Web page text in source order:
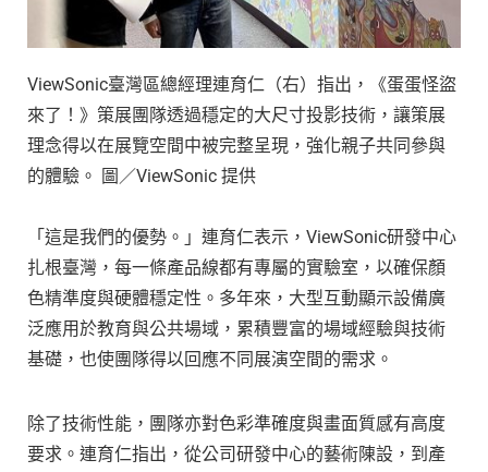
ViewSonic臺灣區總經理連育仁（右）指出，《蛋蛋怪盜
來了！》策展團隊透過穩定的大尺寸投影技術，讓策展
理念得以在展覽空間中被完整呈現，強化親子共同參與
的體驗。 圖／ViewSonic 提供
「這是我們的優勢。」連育仁表示，ViewSonic研發中心
扎根臺灣，每一條產品線都有專屬的實驗室，以確保顏
色精準度與硬體穩定性。多年來，大型互動顯示設備廣
泛應用於教育與公共場域，累積豐富的場域經驗與技術
基礎，也使團隊得以回應不同展演空間的需求。
除了技術性能，團隊亦對色彩準確度與畫面質感有高度
要求。連育仁指出，從公司研發中心的藝術陳設，到產